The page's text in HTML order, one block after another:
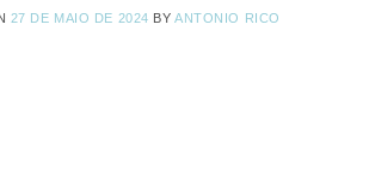
27 DE MAIO DE 2024 BYANTONIO RICO